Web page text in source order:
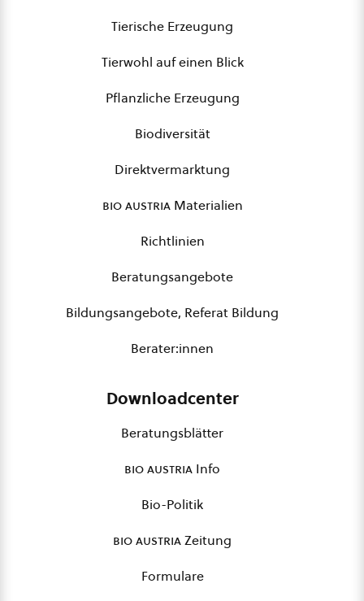
Tierische Erzeugung
Tierwohl auf einen Blick
Pflanzliche Erzeugung
Biodiversität
Direktvermarktung
bio austriaMaterialien
Richtlinien
Beratungsangebote
Bildungsangebote, Referat Bildung
Berater:innen
Downloadcenter
Beratungsblätter
bio austria Info
Bio-Politik
bio austriaZeitung
Formulare